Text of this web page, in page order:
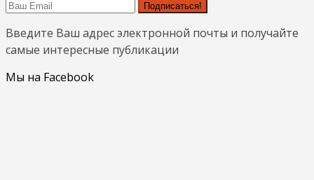
Подписаться!
Введите Ваш адрес электронной почты и получайте
самые интересные публикации
Мы на Facebook